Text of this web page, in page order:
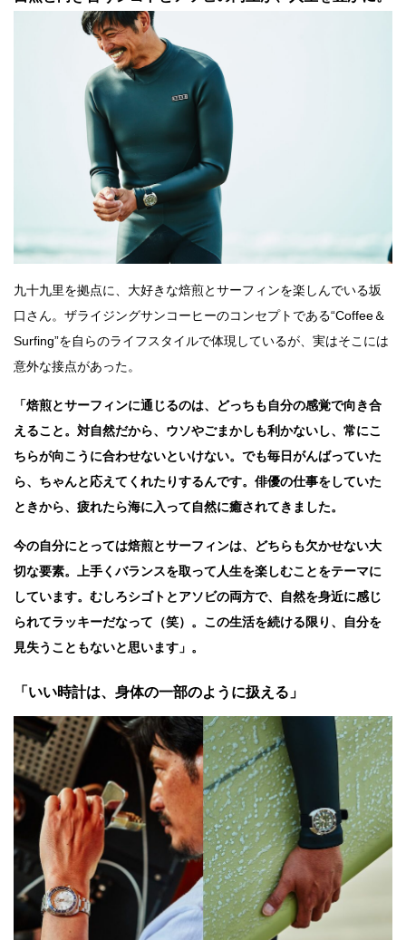
九十九里を拠点に、大好きな焙煎とサーフィンを楽しんでいる坂
口さん。ザライジングサンコーヒーのコンセプトである“Coffee＆
Surfing”を自らのライフスタイルで体現しているが、実はそこには
意外な接点があった。
「焙煎とサーフィンに通じるのは、どっちも自分の感覚で向き合
えること。対自然だから、ウソやごまかしも利かないし、常にこ
ちらが向こうに合わせないといけない。でも毎日がんばっていた
ら、ちゃんと応えてくれたりするんです。俳優の仕事をしていた
ときから、疲れたら海に入って自然に癒されてきました。
今の自分にとっては焙煎とサーフィンは、どちらも欠かせない大
切な要素。上手くバランスを取って人生を楽しむことをテーマに
しています。むしろシゴトとアソビの両方で、自然を身近に感じ
られてラッキーだなって（笑）。この生活を続ける限り、自分を
見失うこともないと思います」。
「いい時計は、身体の一部のように扱える」